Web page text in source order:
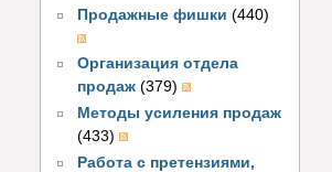
Продажные фишки (440)
Организация отдела
продаж (379)
Методы усиления продаж
(433)
Работа с претензиями,